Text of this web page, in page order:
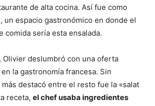
de alta cocina. Así fue como
un espacio gastronómico en donde el
comida sería esta ensalada.
Olivier deslumbró con una oferta
la gastronomía francesa. Sin
destacó entre el resto fue la «salat
receta, el chef usaba ingredientes